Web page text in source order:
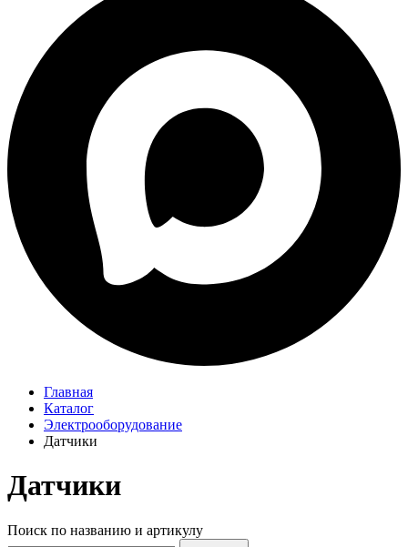
Главная
Каталог
Электрооборудование
Датчики
Датчики
Поиск по названию и артикулу